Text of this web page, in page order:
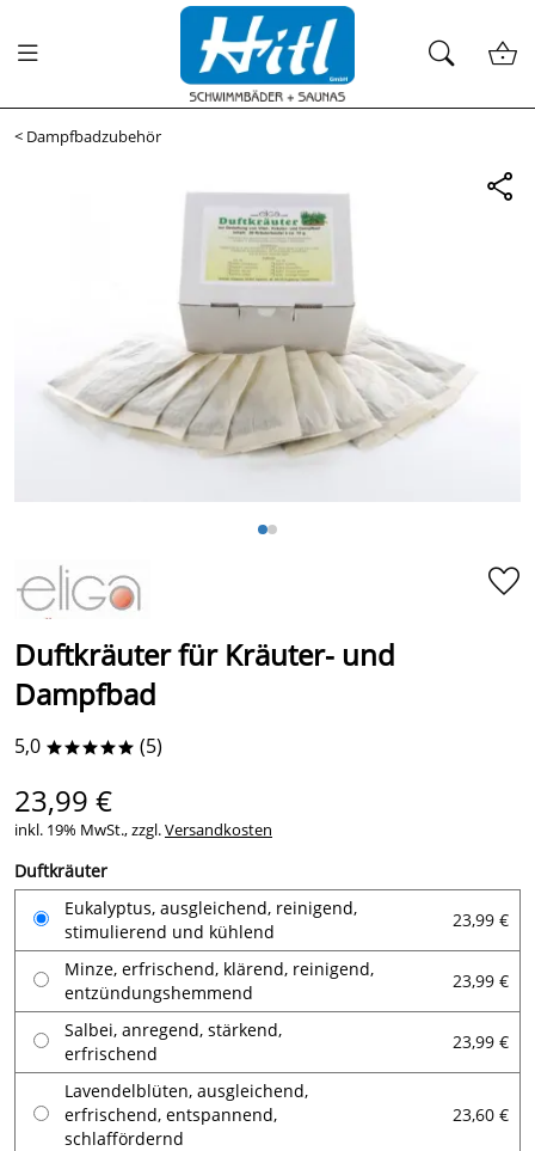
< Dampfbadzubehör
Duftkräuter für Kräuter- und
Dampfbad
5,0 ***** (5)
23,99 €
inkl. 19% MwSt., zzgl.Versandkosten
Duftkräuter
Eukalyptus, ausgleichend, reinigend,
stimulierend und kühlend
23,99 €
Minze, erfrischend, klärend, reinigend,
entzündungshemmend
23,99 €
Salbei, anregend, stärkend,
erfrischend
23,99 €
Lavendelblüten, ausgleichend,
erfrischend, entspannend,
schlaffördernd
23,60 €